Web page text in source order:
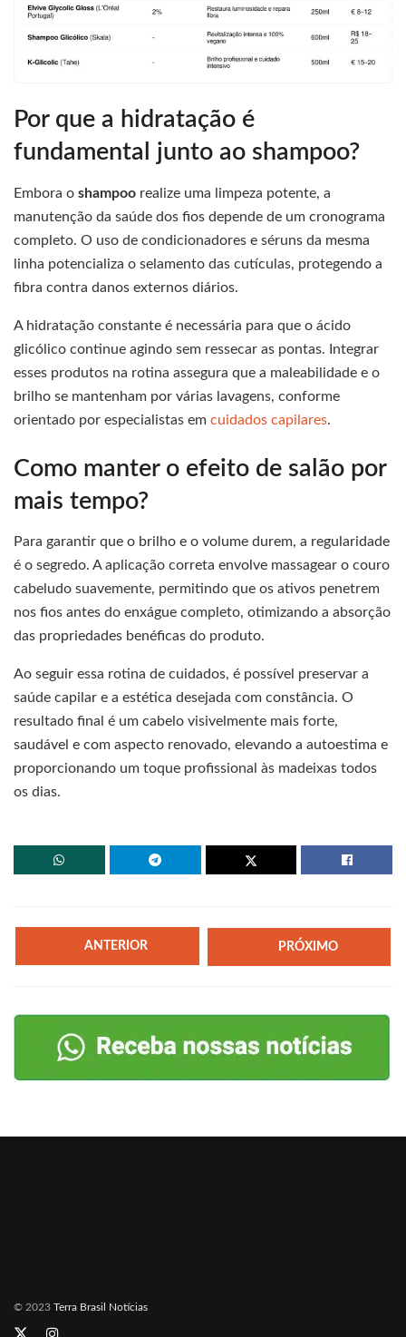
Por que a hidratação é
fundamental junto ao shampoo?
Embora o shampoo realize uma limpeza potente, a
manutenção da saúde dos fios depende de um cronograma
completo. O uso de condicionadores e séruns da mesma
linha potencializa o selamento das cutículas, protegendo a
fibra contra danos externos diários.
A hidratação constante é necessária para que o ácido
glicólico continue agindo sem ressecar as pontas. Integrar
esses produtos na rotina assegura que a maleabilidade e o
brilho se mantenham por várias lavagens, conforme
orientado por especialistas em cuidados capilares.
Como manter o efeito de salão por
mais tempo?
Para garantir que o brilho e o volume durem, a regularidade
é o segredo. A aplicação correta envolve massagear o couro
cabeludo suavemente, permitindo que os ativos penetrem
nos fios antes do enxágue completo, otimizando a absorção
das propriedades benéficas do produto.
Ao seguir essa rotina de cuidados, é possível preservar a
saúde capilar e a estética desejada com constância. O
resultado final é um cabelo visivelmente mais forte,
saudável e com aspecto renovado, elevando a autoestima e
proporcionando um toque profissional às madeixas todos
os dias.
ANTERIOR PRÓXIMO
© 2023 Terra Brasil Notícias